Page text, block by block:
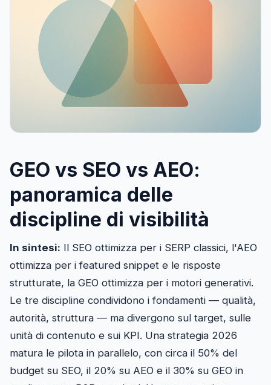
GEO vs SEO vs AEO:
panoramica delle
discipline di visibilità
In sintesi: Il SEO ottimizza per i SERP classici, l'AEO
ottimizza per i featured snippet e le risposte
strutturate, la GEO ottimizza per i motori generativi.
Le tre discipline condividono i fondamenti — qualità,
autorità, struttura — ma divergono sul target, sulle
unità di contenuto e sui KPI. Una strategia 2026
matura le pilota in parallelo, con circa il 50% del
budget su SEO, il 20% su AEO e il 30% su GEO in